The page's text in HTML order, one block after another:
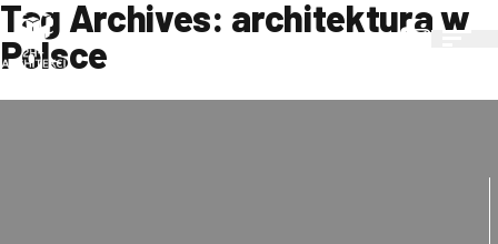
Skip to content
Tag Archives: architektura w
Polsce